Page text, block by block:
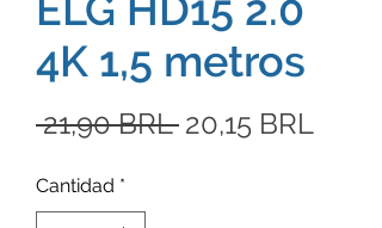
4K 1,5 metros
21,90 BRL Precio
20,15 BRLPrecio
Cantidad *